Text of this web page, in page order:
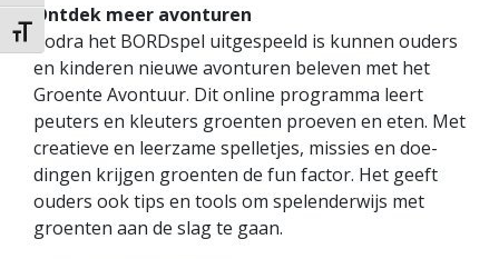
Kies grootte van het lettertype
Ontdek meer avonturen
Zodra het BORDspel uitgespeeld is kunnen ouders
en kinderen nieuwe avonturen beleven met het
Groente Avontuur. Dit online programma leert
peuters en kleuters groenten proeven en eten. Met
creatieve en leerzame spelletjes, missies en doe-
dingen krijgen groenten de fun factor. Het geeft
ouders ook tips en tools om spelenderwijs met
groenten aan de slag te gaan.